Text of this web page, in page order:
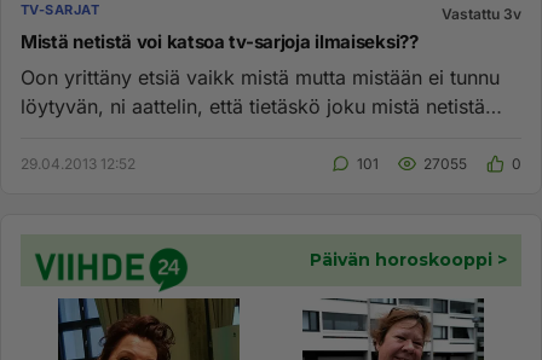
TV-SARJAT Vastattu 3v
Mistä netistä voi katsoa tv-sarjoja ilmaiseksi??
Oon yrittäny etsiä vaikk mistä mutta mistään ei tunnu
löytyvän, ni aattelin, että tietäskö joku mistä netistä
29.04.2013 12:52 101 27055 0